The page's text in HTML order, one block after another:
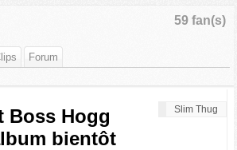
59 fan(s)
Forum
Slim Thug
Boss Hogg
bientôt